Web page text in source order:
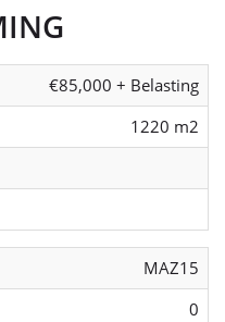
€85,000 + Belasting
1220 m2
MAZ15
0